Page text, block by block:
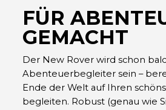
FÜR
GEMACHT
Der New Rover wird schon
Abenteuerbegleiter sein –
Ende der Welt auf Ihren
begleiten. Robust (genau wie